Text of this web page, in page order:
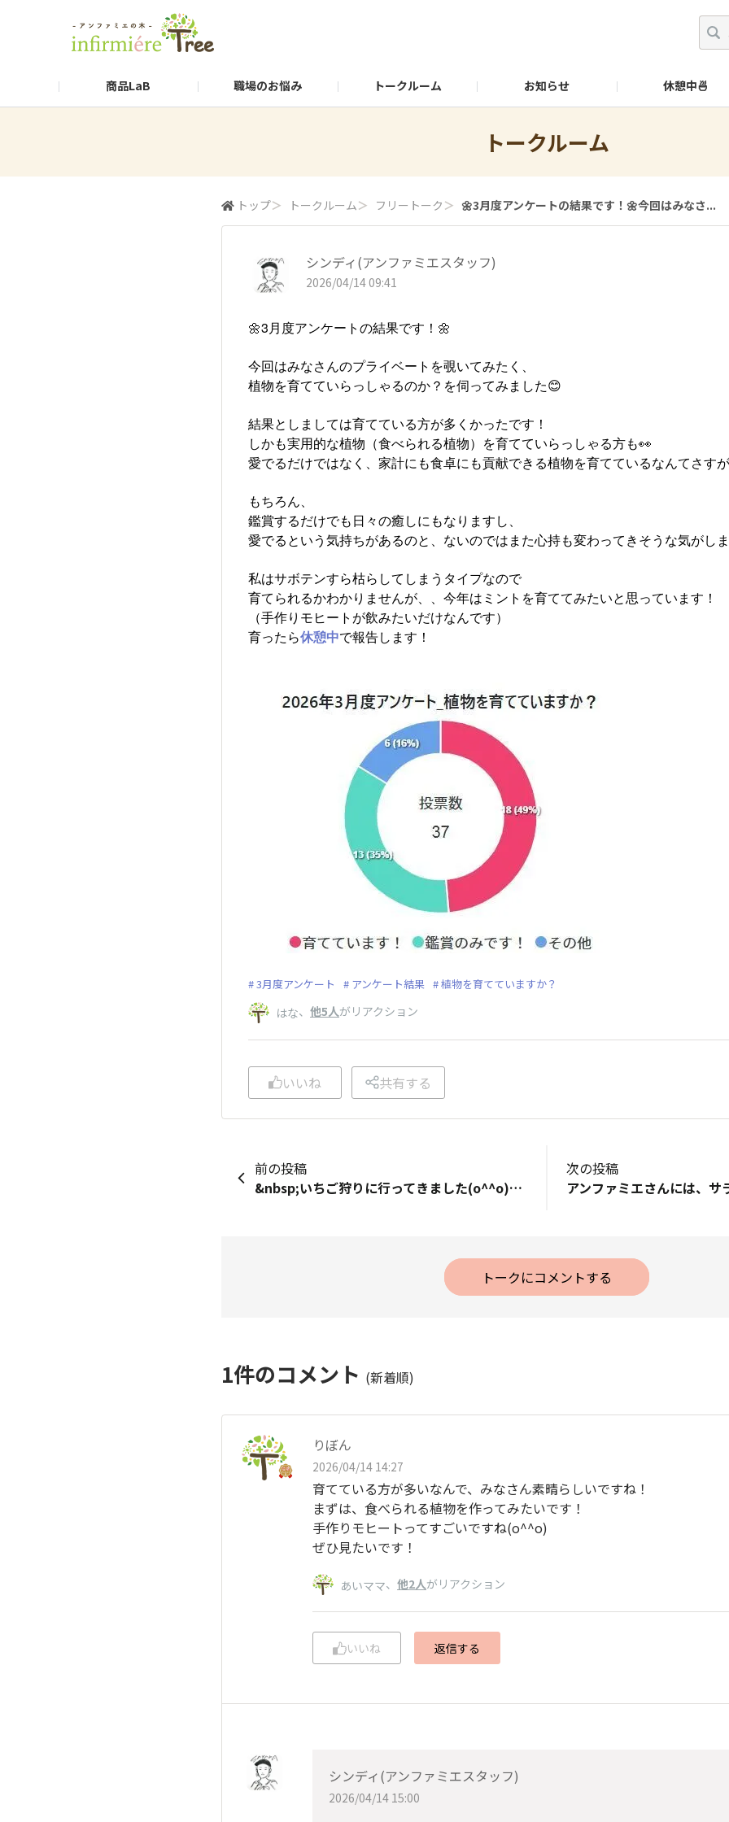
商品LaB 職場のお悩み トークルーム お知らせ 休憩中🍜
トークルーム
トップ＞ トークルーム＞ フリートーク ＞ 🌼3月度アンケートの結果です！🌼今回はみなさ...
シンディ(アンファミエスタッフ)
2026/04/14 09:41
🌼3月度アンケートの結果です！🌼
今回はみなさんのプライベートを覗いてみたく、
植物を育てていらっしゃるのか？を伺ってみました😊
結果としましては育てている方が多くかったです！
しかも実用的な植物（食べられる植物）を育てていらっしゃる方も👀
愛でるだけではなく、家計にも食卓にも貢献できる植物を育てているなんてさす
もちろん、
鑑賞するだけでも日々の癒しにもなりますし、
愛でるという気持ちがあるのと、ないのではまた心持も変わってきそうな気がし
私はサボテンすら枯らしてしまうタイプなので
育てられるかわかりませんが、、今年はミントを育ててみたいと思っています！
（手作りモヒートが飲みたいだけなんです）
育ったら休憩中で報告します！
3月度アンケート アンケート結果 植物を育てていますか？
はな、 他5人がリアクション
いいね 共有する
前の投稿
&nbsp;いちご狩りに行ってきました(o^^o)大きくて甘くて美味しかったです🍓
次の投稿
トークにコメントする
1件のコメント (新着順)
りぼん
2026/04/14 14:27
育てている方が多いなんで、みなさん素晴らしいですね！
まずは、食べられる植物を作ってみたいです！
手作りモヒートってすごいですね(o^^o)
ぜひ見たいです！
あいママ、 他2人がリアクション
いいね 返信する
シンディ(アンファミエスタッフ)
2026/04/14 15:00